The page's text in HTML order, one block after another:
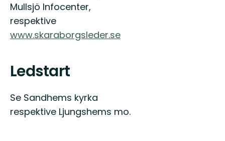
Mullsjö Infocenter,
respektive
www.skaraborgsleder.se
Ledstart
Se Sandhems kyrka
respektive Ljungshems mo.